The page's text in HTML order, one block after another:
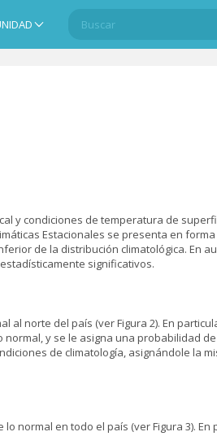
Search
y condiciones de temperatura de
Estacionales se presenta en
de la distribución climatológica. En
significativos.
norte del país (ver Figura 2). En
y se le asigna una probabilidad de
de climatología, asignándole la
normal en todo el país (ver Figura 3). En